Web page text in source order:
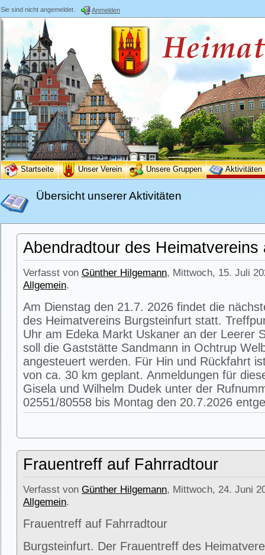
Sie sind nicht angemeldet. Anmelden
Startseite Unser Verein Unsere Gruppen Aktivitäten
Übersicht unserer Aktivitäten
Abendradtour des Heimatvereins
Verfasst von Günther Hilgemann, Mittwoch, 15. Juli
Allgemein.
Am Dienstag den 21.7. 2026 findet die
des Heimatvereins Burgsteinfurt statt.
Uhr am Edeka Markt Uskaner an der Leerer
soll die Gaststätte Sandmann in Ochtrup
angesteuert werden. Für Hin und Rückfahrt
von ca. 30 km geplant. Anmeldungen für
Gisela und Wilhelm Dudek unter der
02551/80558 bis Montag den 20.7.2026
Frauentreff auf Fahrradtour
Verfasst von Günther Hilgemann, Mittwoch, 24. Juni
Allgemein.
Frauentreff auf Fahrradtour
Burgsteinfurt. Der Frauentreff des